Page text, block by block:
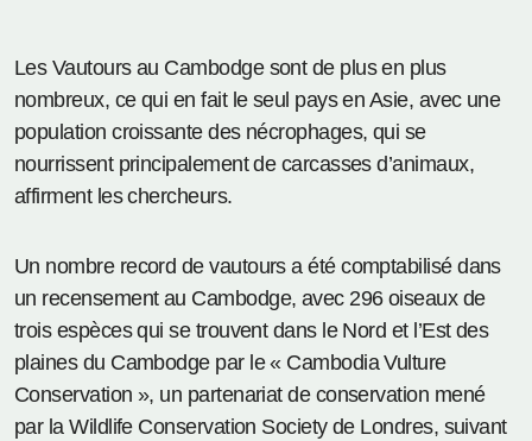
Les Vautours au Cambodge sont de plus en plus
nombreux, ce qui en fait le seul pays en Asie, avec une
population croissante des nécrophages, qui se
nourrissent principalement de carcasses d’animaux,
affirment les chercheurs.
Un nombre record de vautours a été comptabilisé dans
un recensement au Cambodge, avec 296 oiseaux de
trois espèces qui se trouvent dans le Nord et l’Est des
plaines du Cambodge par le « Cambodia Vulture
Conservation », un partenariat de conservation mené
par la Wildlife Conservation Society de Londres, suivant